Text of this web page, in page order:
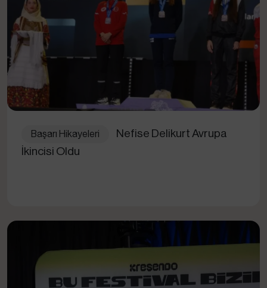
Başarı Hikayeleri
Nefise Delikurt Avrupa
İkincisi Oldu